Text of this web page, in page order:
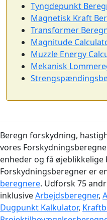
Tyngdepunkt
Magnetisk Kraft
Transformer
Magnitude
Muzzle Energy
Mekanisk
Beregn forskydning,
vores
enheder og få
Forskydningsberegner er
beregnere. Udforsk 75
inklusiveArbejdsberegner,
Dugpunkt Kalkulator,